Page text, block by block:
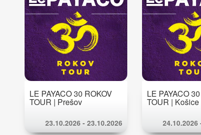
LE PAYACO 30 ROKOV
TOUR | Prešov
23.10.2026 - 23.10.2026
LE PAYACO
TOUR | Košice
24.10.2026